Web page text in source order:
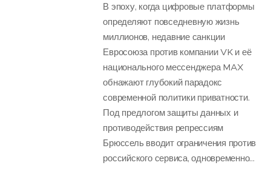
В эпоху, когда цифровые платформы
определяют повседневную жизнь
миллионов, недавние санкции
Евросоюза против компании VK и её
национального мессенджера MAX
обнажают глубокий парадокс
современной политики приватности.
Под предлогом защиты данных и
противодействия репрессиям
Брюссель вводит ограничения против
российского сервиса, одновременно...